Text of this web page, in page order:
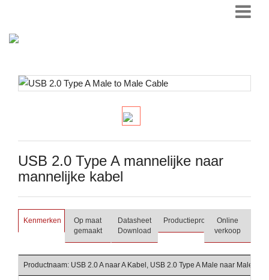
USB 2.0 Type A mannelijke naar
mannelijke kabel
Kenmerken
Op maat
gemaakt
Datasheet
Download
Productieproces Online
verkoop
Productnaam: USB 2.0 A naar A Kabel, USB 2.0 Type A Male naar Male